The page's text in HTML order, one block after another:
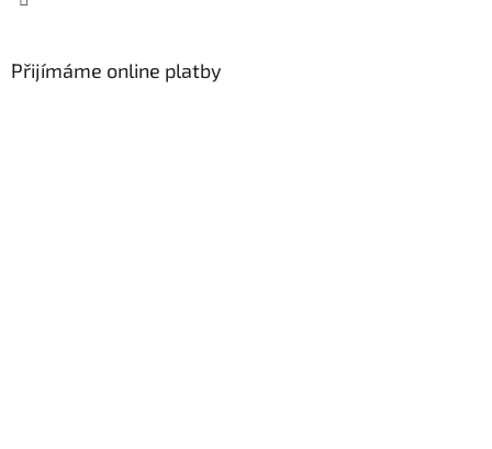
Přijímáme online platby